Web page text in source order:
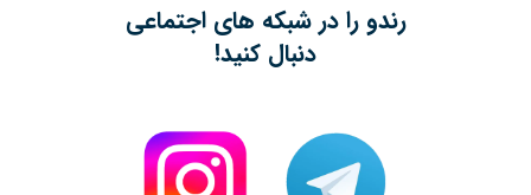
رندو را در شبکه های اجتماعی
دنبال کنید!